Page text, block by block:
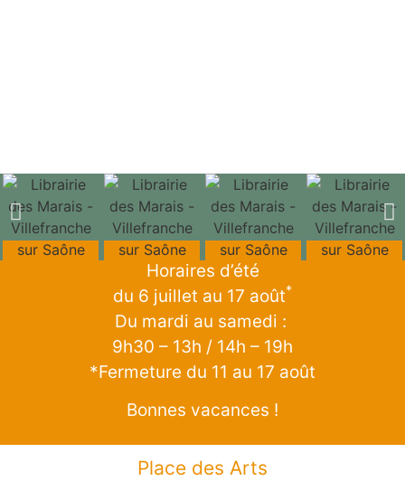
Horaires d’été
du 6 juillet au 17 août*
Du mardi au samedi :
9h30 – 13h / 14h – 19h
*Fermeture du 11 au 17 août
Bonnes vacances !
Place des Arts